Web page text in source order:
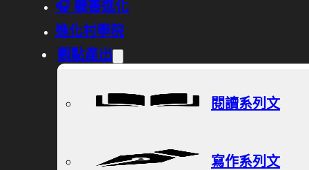
🎧 聽書進化
進化村學院
觀點產出
閱讀系列文
寫作系列文